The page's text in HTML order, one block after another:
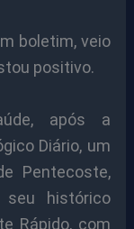
boletim, veio
positivo.
após a
Diário, um
Pentecoste,
seu histórico
Rápido, com